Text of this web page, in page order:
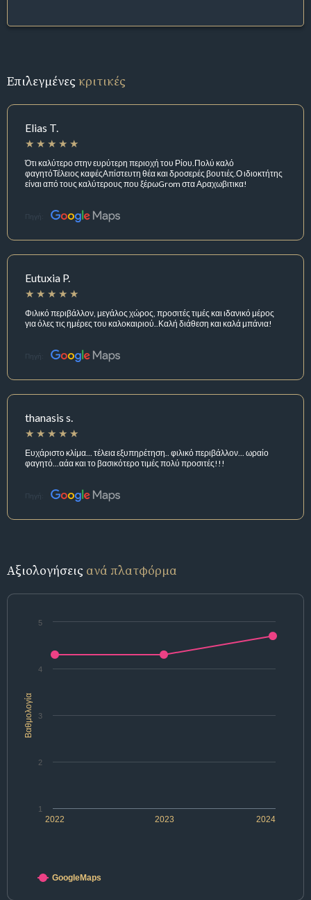
Επιλεγμένεςκριτικές
Elias T.
Ότι καλύτερο στην ευρύτερη περιοχή του Ρίου.Πολύ καλό
φαγητόΤέλειος καφέςΑπίστευτη θέα και δροσερές βουτιές.Ο ιδιοκτήτης
είναι από τους καλύτερους που ξέρωGrom στα Αραχωβιτικα!
Πηγή:
Eutuxia P.
Φιλικό περιβάλλον, μεγάλος χώρος, προσιτές τιμές και ιδανικό μέρος
για όλες τις ημέρες του καλοκαιριού..Καλή διάθεση και καλά μπάνια!
Πηγή:
thanasis s.
Ευχάριστο κλίμα... τέλεια εξυπηρέτηση.. φιλικό περιβάλλον... ωραίο
φαγητό...αάα και το βασικότερο τιμές πολύ προσιτές!!!
Πηγή:
Αξιολογήσεις ανά πλατφόρμα
Βαθμολογία
2022 2023 2024
1
2
3
4
5
GoogleMaps